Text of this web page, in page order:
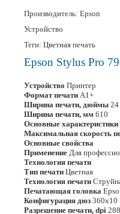
Производитель: Epson
Устройство
Теги: Цветная печать
Epson Stylus Pro
Устройство Принтер
Формат печати A1+
Ширина печати, дюймы 24
Ширина печати, мм 610
Основные характеристики
Максимальная скорость
Основные свойства
Применение Для
Технология печати
Тип печати Цветная
Технология печати
Печатающая головка
Конфигурация дюз 360x10
Разрешение печати, dpi